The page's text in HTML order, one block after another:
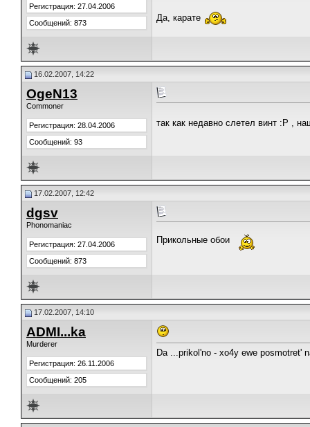
Регистрация: 27.04.2006
Сообщений: 873
Да, карате
16.02.2007, 14:22
OgeN13
Commoner
Регистрация: 28.04.2006
Сообщений: 93
так как недавно слетел винт :P ,
17.02.2007, 12:42
dgsv
Phonomaniac
Регистрация: 27.04.2006
Сообщений: 873
Прикольные обои
17.02.2007, 14:10
ADMI...ka
Murderer
Регистрация: 26.11.2006
Сообщений: 205
Da ...prikol'no - xo4y ewe posmotret'